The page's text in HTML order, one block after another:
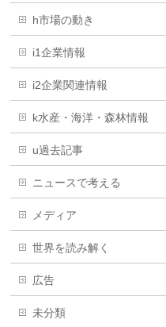
h市場の動き
i1企業情報
i2企業関連情報
k水産・海洋・森林情報
u過去記事
ニュースで考える
メディア
世界を読み解く
広告
未分類